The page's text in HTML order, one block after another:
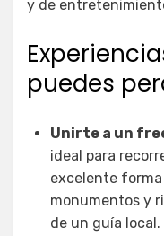
y de
puedes
Unirte a un
ideal para
excelente
monumentos y
de un guía